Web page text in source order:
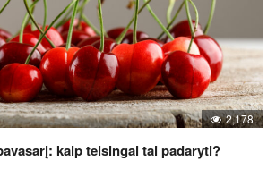
2,178
kaip teisingai tai padaryti?